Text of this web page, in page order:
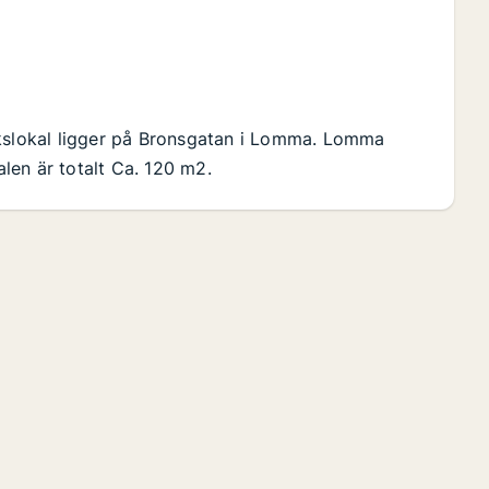
ligger på Bronsgatan i Lomma. Lomma
är totalt Ca. 120 m2.